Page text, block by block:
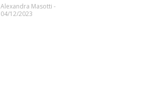
Alexandra Masotti
04/12/2023